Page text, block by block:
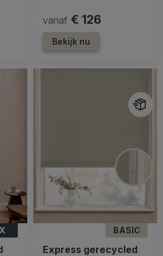
vanaf € 126
Bekijk nu
BASIC
Express gerecycled